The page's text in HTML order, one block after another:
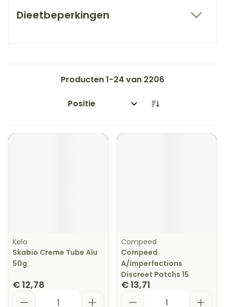
Dieetbeperkingen
Producten1-24 van 2206
Sorteer op:
Kela
Skabio Creme Tube Alu
50g
€ 12,78
Compeed
Compeed
A/imperfections
Discreet Patchs 15
€ 13,71